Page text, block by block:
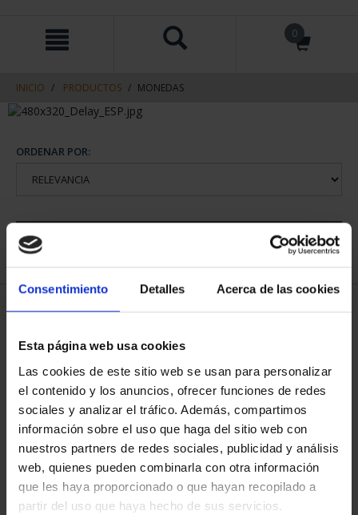
Consentimiento Detalles Acerca de las cookies
Esta página web usa cookies
Las cookies de este sitio web se usan para personalizar
el contenido y los anuncios, ofrecer funciones de redes
sociales y analizar el tráfico. Además, compartimos
información sobre el uso que haga del sitio web con
nuestros partners de redes sociales, publicidad y análisis
web, quienes pueden combinarla con otra información
que les haya proporcionado o que hayan recopilado a
partir del uso que haya hecho de sus servicios.
contenido
navegacin
0
INICIO PRODUCTOS MONEDAS
ORDENAR POR:
1 Productos encontrados